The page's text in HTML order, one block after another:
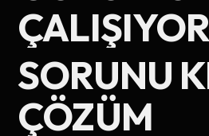
ÇALIŞIYOR
SORUNU
ÇÖZÜM
Telefon Numarası
Hizmet Türü